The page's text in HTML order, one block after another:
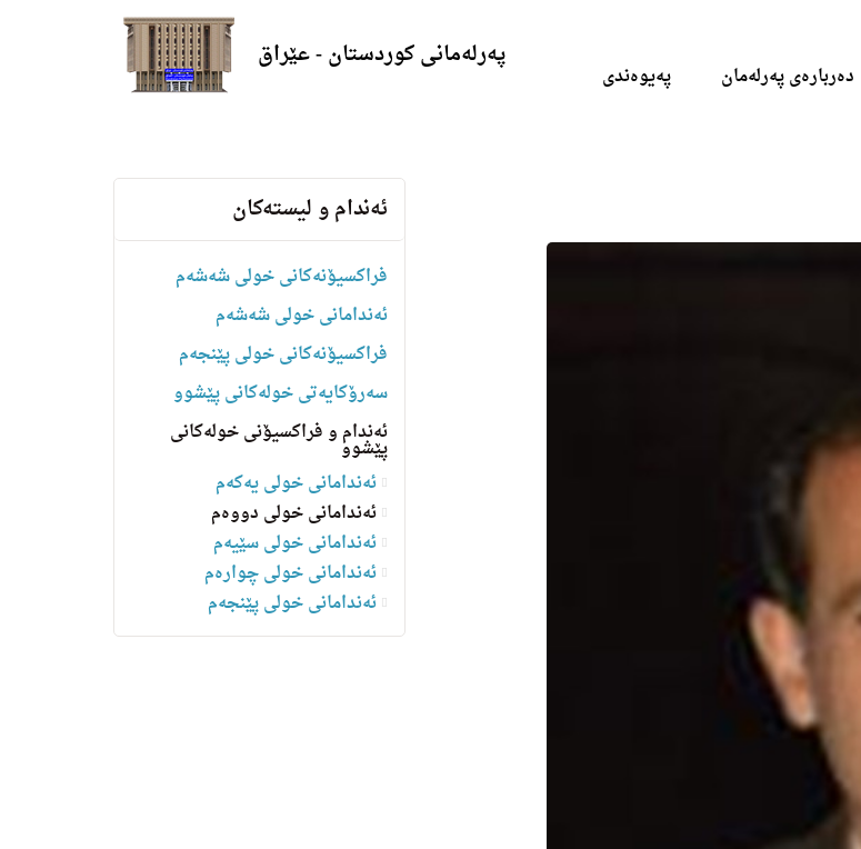
پەرلەمانی کوردستان - عێراق
دەربارەی پەرلەمان پەیوەندی
ئه‌ندام و لیسته‌كان
فراکسیۆنەکانی خولی شەشەم
ئەندامانی خولی شەشەم
فراکسیۆنەکانی خولی پێنجەم
سه‌رۆكایه‌تی خولەکانی پێشوو
ئەندام و فراکسیۆنی خولەکانی
پێشوو
ئەندامانی خولی یەکەم
ئەندامانی خولی دووەم
ئەندامانی خولی سێیەم
ئەندامانی خولی چوارەم
ئه‌ندامانی خولی پێنجەم